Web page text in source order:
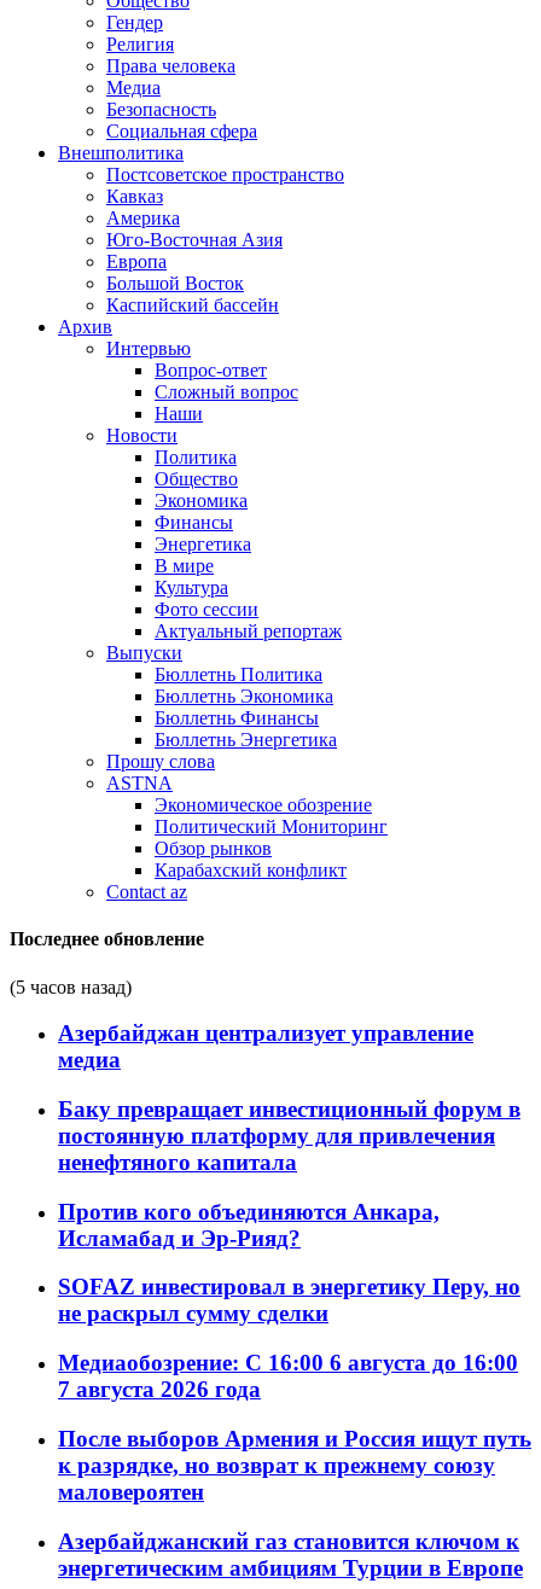
Гендер
Религия
Права человека
Медиа
Безопасность
Социальная сфера
Внешполитика
Постсоветское пространство
Кавказ
Америка
Юго-Восточная Азия
Европа
Большой Восток
Каспийский бассейн
Архив
Интервью
Вопрос-ответ
Сложный вопрос
Наши
Новости
Политика
Общество
Экономика
Финансы
Энергетика
В мире
Культура
Фото сессии
Актуальный репортаж
Выпуски
Бюллетнь Политика
Бюллетнь Экономика
Бюллетнь Финансы
Бюллетнь Энергетика
Прошу слова
ASTNA
Экономическое обозрение
Политический Мониторинг
Обзор рынков
Карабахский конфликт
Contact az
Последнее обновление
(5 часов назад)
Азербайджан централизует управление
медиа
Баку превращает инвестиционный форум в
постоянную платформу для привлечения
ненефтяного капитала
Против кого объединяются Анкара,
Исламабад и Эр-Рияд?
SOFAZ инвестировал в энергетику Перу, но
не раскрыл сумму сделки
Медиаобозрение: С 16:00 6 августа до 16:00
7 августа 2026 года
После выборов Армения и Россия ищут путь
к разрядке, но возврат к прежнему союзу
маловероятен
Азербайджанский газ становится ключом к
энергетическим амбициям Турции в Европе